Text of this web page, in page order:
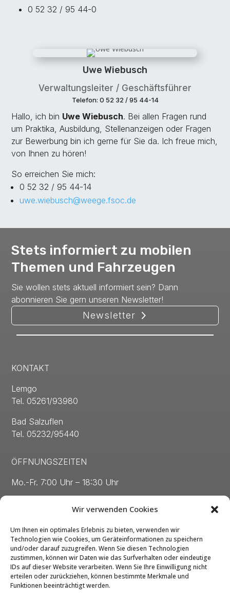
Wir verwenden Cookies
Um Ihnen ein optimales Erlebnis zu bieten, verwenden wir
Technologien wie Cookies, um Geräteinformationen zu speichern
und/oder darauf zuzugreifen. Wenn Sie diesen Technologien
zustimmen, können wir Daten wie das Surfverhalten oder eindeutige
IDs auf dieser Website verarbeiten. Wenn Sie Ihre Einwilligung nicht
erteilen oder zurückziehen, können bestimmte Merkmale und
Funktionen beeinträchtigt werden.
0 52 32 / 95 44-0
Uwe Wiebusch
Verwaltungsleiter / Geschäftsführer
Telefon: 0 52 32 / 95 44-14
Hallo, ich bin Uwe Wiebusch. Bei allen Fragen rund
um Praktika, Ausbildung, Stellenanzeigen oder Fragen
zur Bewerbung bin ich gerne für Sie da. Ich freue mich,
von Ihnen zu hören!
So erreichen Sie mich:
0 52 32 / 95 44-14
uwe.wiebusch@weege.fsoc.de
Stets informiert zu mobilen
Themen und Fahrzeugen
Sie wollen stets aktuell informiert sein? Dann
abonnieren Sie gern unseren Newsletter!
Newsletter
KONTAKT
Lemgo
Tel. 05261/93980
Bad Salzuflen
Tel. 05232/95440
ÖFFNUNGSZEITEN
Mo.-Fr. 7:00 Uhr – 18:30 Uhr
Kontakt
Impressum